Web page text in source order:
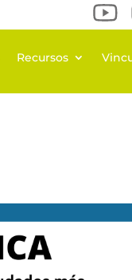
Recursos